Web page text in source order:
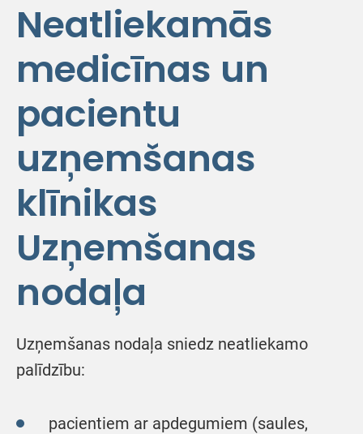
Neatliekamās
medicīnas un
pacientu
uzņemšanas
klīnikas
Uzņemšanas
nodaļa
Uzņemšanas nodaļa sniedz neatliekamo
palīdzību:
pacientiem ar apdegumiem (saules,